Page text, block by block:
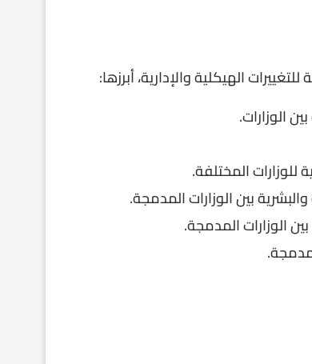
الهيكلية والإدارية، أبرزها:
الوزارات.
للوزارات المختلفة.
بين الوزارات المدمجة.
الوزارات المدمجة.